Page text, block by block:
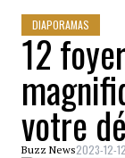
DIAPORAMAS
12
votre
Buzz News2023-12-